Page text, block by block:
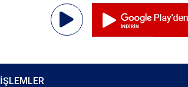
Ses
Oynatıcı
İŞLEMLER